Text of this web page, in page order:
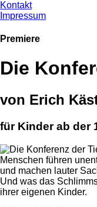
Kontakt
Impressum
Premiere
Die
von Erich
für Kinder ab der
Menschen führen
und machen lauter
Und was das
ihrer eigenen Kinder.